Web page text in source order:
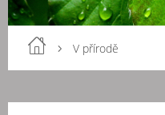
V přírodě